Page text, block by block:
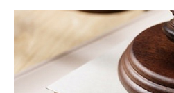
декабря 2001 года 22 летний
квартире по улице Менделеева
знакомым. Произошла ссора и
множественные удары руками и
голову. От полученных травм он
испугался и выбросил тело в Обь.